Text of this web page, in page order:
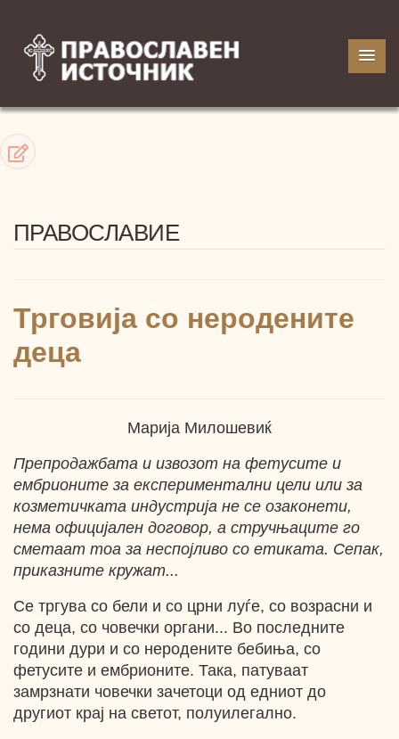
ПРАВОСЛАВИЕ
Трговија со неродените
деца
Марија Милошевиќ
Препродажбата и извозот на фетусите и
ембрионите за експериментални цели или за
козметичката индустрија не се озаконети,
нема официјален договор, а стручњаците го
сметаат тоа за неспојливо со етиката. Сепак,
приказните кружат...
Се тргува со бели и со црни луѓе, со возрасни и
со деца, со човечки органи... Во последните
години дури и со неродените бебиња, со
фетусите и ембрионите. Така, патуваат
замрзнати човечки зачетоци од едниот до
другиот крај на светот, полуилегално.